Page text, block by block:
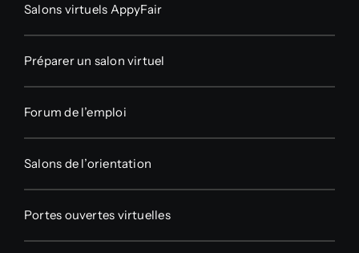
Salons virtuels AppyFair
Préparer un salon virtuel
Forum de l’emploi
Salons de l’orientation
Portes ouvertes virtuelles